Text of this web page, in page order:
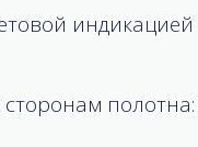
индикацией